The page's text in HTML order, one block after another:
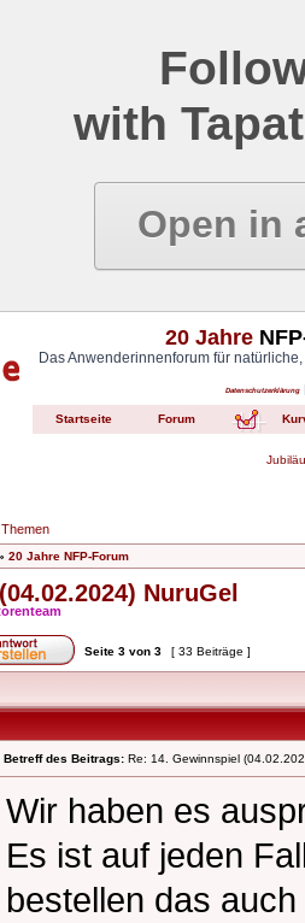
with
Open in
20 Jahre
Das Anwenderinnenforum für
Datenschutzerklärung
Startseite Forum
20 Jahre NFP-Forum
NuruGel
Seite 3 von 3 [ 33 Beiträge ]
Betreff des Beitrags: Re: 14. Gewinnspiel
Wir haben es
Es ist auf jeden
bestellen das